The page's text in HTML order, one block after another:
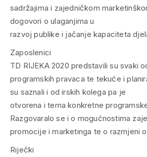
sadržajima i zajedničkom
dogovori o ulaganjima u
razvoj publike i jačanje kapaciteta
Zaposlenici
TD RIJEKA 2020 predstavili su svaki
programskih pravaca te tekuće i
su saznali i od irskih kolega pa je
otvorena i tema konkretne
Razgovaralo se i o mogućnostima
promocije i marketinga te o razmjeni
Riječki